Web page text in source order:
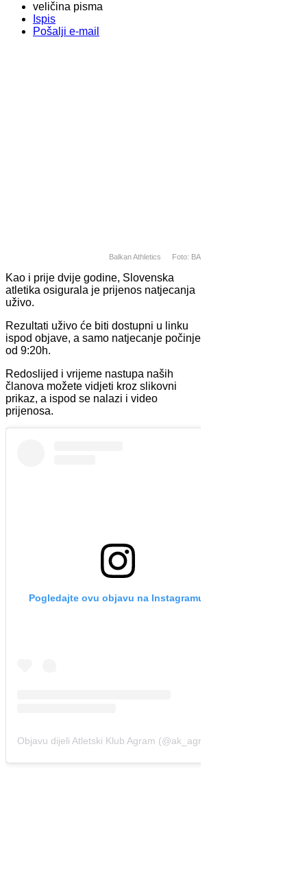
veličina pisma
Ispis
Pošalji e-mail
Foto: BA
Balkan Athletics
Kao i prije dvije godine, Slovenska
atletika osigurala je prijenos natjecanja
uživo.
Rezultati uživo će biti dostupni u linku
ispod objave, a samo natjecanje počinje
od 9:20h.
Redoslijed i vrijeme nastupa naših
članova možete vidjeti kroz slikovni
prikaz, a ispod se nalazi i video
prijenosa.
Pogledajte ovu objavu na Instagramu.
Objavu dijeli Atletski Klub Agram (@ak_agram)